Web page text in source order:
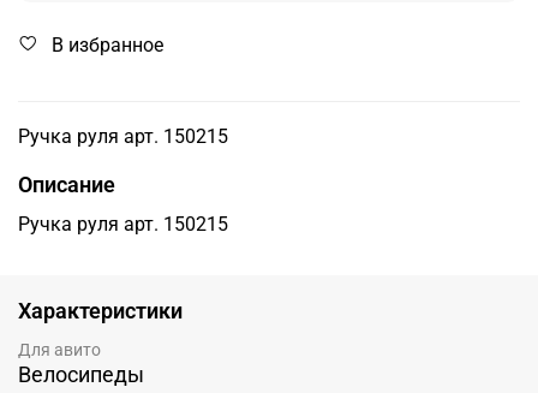
В избранное
Ручка руля арт. 150215
Описание
Ручка руля арт. 150215
Характеристики
Для авито
Велосипеды